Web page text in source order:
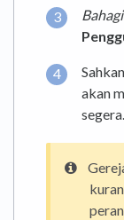
akan
segera.